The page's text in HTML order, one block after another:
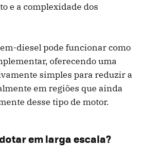
e a complexidade dos
diesel pode funcionar como
oferecendo uma
simples para reduzir a
em regiões que ainda
desse tipo de motor.
em larga escala?